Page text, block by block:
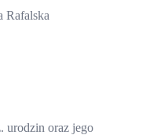
Rafalska
urodzin oraz jego